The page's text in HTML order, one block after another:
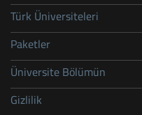
Türk Üniversiteleri
Paketler
Üniversite Bölümün
Gizlilik